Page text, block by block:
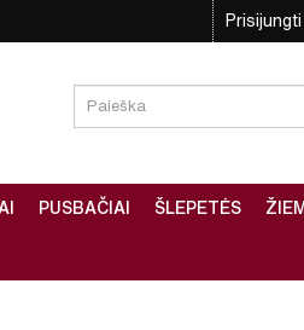
Prisijungti
PUSBAČIAI ŠLEPETĖS